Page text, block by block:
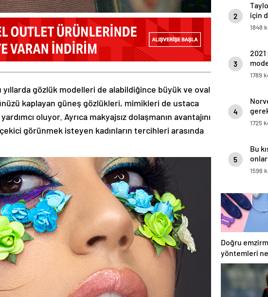
gözlük modelleri de alabildiğince büyük ve oval
kaplayan güneş gözlükleri, mimikleri de ustaca
oluyor. Ayrıca makyajsız dolaşmanın avantajını
görünmek isteyen kadınların tercihleri arasında
2
için
1848
3
2021
1789
4
1725
5
Bu
1596
Doğru
yöntemleri
sütün yettiği
anlaşılır?